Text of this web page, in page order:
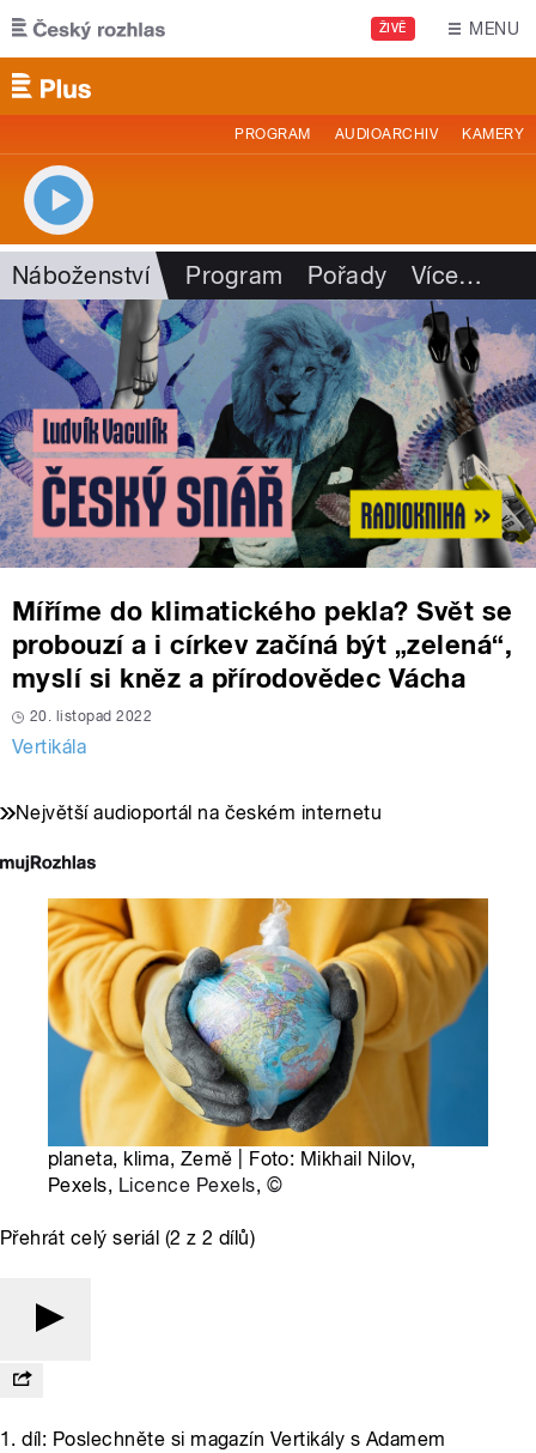
Přejít k hlavnímu obsahu
ŽIVĚ MENU
PROGRAM AUDIOARCHIV KAMERY
Náboženství Program Pořady Více…
Míříme do klimatického pekla? Svět se
probouzí a i církev začíná být „zelená“,
myslí si kněz a přírodovědec Vácha
20. listopad 2022
Vertikála
Největší audioportál na českém internetu
planeta, klima, Země | Foto: Mikhail Nilov,
Pexels, Licence Pexels, ©
Přehrát celý seriál (2 z 2 dílů)
1. díl: Poslechněte si magazín Vertikály s Adamem